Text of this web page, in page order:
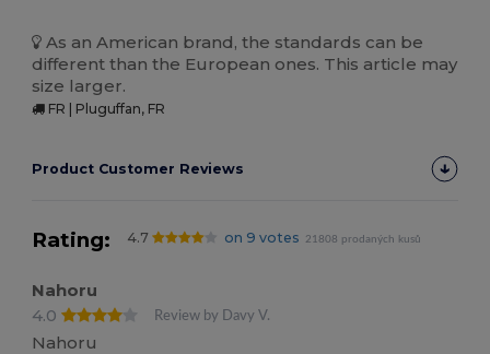
As an American brand, the standards can be
different than the European ones. This article may
size larger.
FR | Pluguffan, FR
Product Customer Reviews
Rating: 4.7 on 9 votes 21808 prodaných kusů
Nahoru
4.0
Review by Davy V.
Nahoru